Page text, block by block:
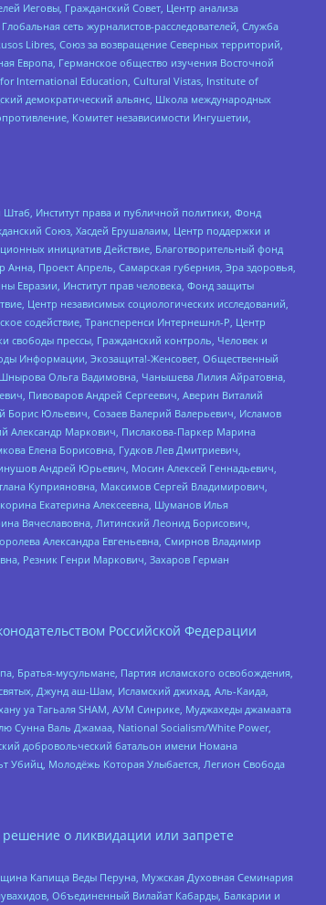
Иеговы, Гражданский Совет, Центр анализа
сеть журналистов-расследователей, Служба
Libres, Союз за возвращение Северных территорий,
Европа, Германское общество изучения Восточной
International Education, Cultural Vistas, Institute of
демократический альянс, Школа международных
Комитет независимости Ингушетии,
Институт права и публичной политики, Фонд
Союз, Хасдей Ерушалаим, Центр поддержки и
инициатив Действие, Благотворительный фонд
Проект Апрель, Самарская губерния, Эра здоровья,
Евразии, Институт прав человека, Фонд защиты
Центр независимых социологических исследований,
содействие, Трансперенси Интернешнл-Р, Центр
свободы прессы, Гражданский контроль, Человек и
Информации, Экозащита!-Женсовет, Общественный
Ольга Вадимовна, Чанышева Лилия Айратовна,
Пивоваров Андрей Сергеевич, Аверин Виталий
Юльевич, Созаев Валерий Валерьевич, Исламов
Александр Маркович, Пислакова-Паркер Марина
Елена Борисовна, Гудков Лев Дмитриевич,
Андрей Юрьевич, Мосин Алексей Геннадьевич,
Куприяновна, Максимов Сергей Владимирович,
Екатерина Алексеевна, Шуманов Илья
Вячеславовна, Литинский Леонид Борисович,
Александра Евгеньевна, Смирнов Владимир
Резник Генри Маркович, Захаров Герман
Российской Федерации
Братья-мусульмане, Партия исламского освобождения,
Джунд аш-Шам, Исламский джихад, Аль-Каида,
уа Тагьаля SHAM, АУМ Синрике, Муджахеды джамаата
Сунна Валь Джамаа, National Socialism/White Power,
добровольческий батальон имени Номана
Убийц, Молодёжь Которая Улыбается, Легион Свобода
о ликвидации или запрете
Капища Веды Перуна, Мужская Духовная Семинария
Объединенный Вилайат Кабарды, Балкарии и